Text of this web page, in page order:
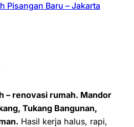
Pisangan Baru – Jakarta
– renovasi rumah. Mandor
Tukang Bangunan,
Hasil kerja halus, rapi,